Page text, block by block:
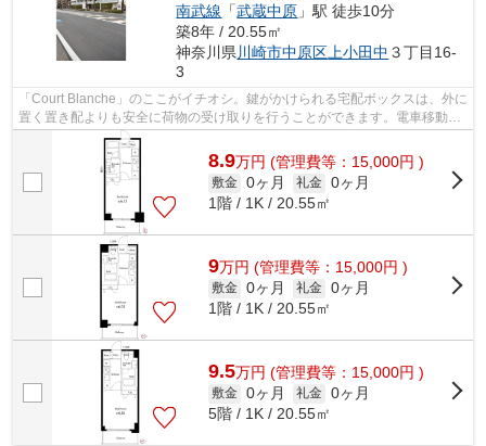
南武線 「武蔵中原 」駅 徒歩10分
築8年 / 20.55㎡
神奈川県 川崎市中原区 上小田中 ３丁目16-
3
「Court Blanche」のここがイチオシ。鍵がかけられる宅配ボックスは、外に
置く置き配よりも安全に荷物の受け取りを行うことができます。電車移動の
多い方に嬉しい駅から徒歩7分の物件...
8.9万円 (管理費等：15,000円 )
敷金 0ヶ月 礼金 0ヶ月
1階 / 1K / 20.55㎡
9万円 (管理費等：15,000円 )
敷金 0ヶ月 礼金 0ヶ月
1階 / 1K / 20.55㎡
9.5万円 (管理費等：15,000円 )
敷金 0ヶ月 礼金 0ヶ月
5階 / 1K / 20.55㎡